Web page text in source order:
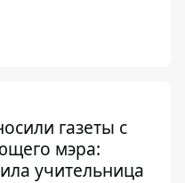
газеты с
мэра:
учительница